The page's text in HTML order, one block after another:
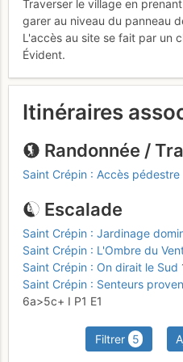
Traverser le village en
garer au niveau du panneau
L'accès au site se fait par un
Évident.
Itinéraires
Randonnée /
Saint Crépin : Accès pédestre
Escalade
Saint Crépin : Jardinage
Saint Crépin : L'Ombre du
Saint Crépin : On dirait le Sud
Saint Crépin : Senteurs
6a>5c+ I P1 E1
Filtrer 5